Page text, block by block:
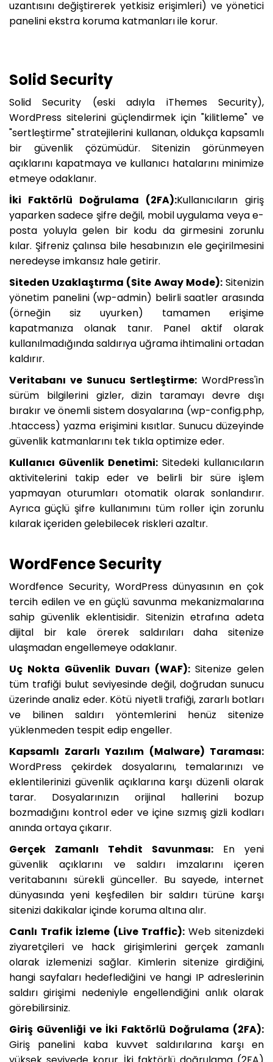
uzantısını değiştirerek yetkisiz erişimleri) ve yönetici
panelini ekstra koruma katmanları ile korur.
Solid Security
Solid Security (eski adıyla iThemes Security),
WordPress sitelerini güçlendirmek için "kilitleme" ve
"sertleştirme" stratejilerini kullanan, oldukça kapsamlı
bir güvenlik çözümüdür. Sitenizin görünmeyen
açıklarını kapatmaya ve kullanıcı hatalarını minimize
etmeye odaklanır.
İki Faktörlü Doğrulama (2FA):Kullanıcıların giriş
yaparken sadece şifre değil, mobil uygulama veya e-
posta yoluyla gelen bir kodu da girmesini zorunlu
kılar. Şifreniz çalınsa bile hesabınızın ele geçirilmesini
neredeyse imkansız hale getirir.
Siteden Uzaklaştırma (Site Away Mode):Sitenizin
yönetim panelini (wp-admin) belirli saatler arasında
(örneğin siz uyurken) tamamen erişime
kapatmanıza olanak tanır. Panel aktif olarak
kullanılmadığında saldırıya uğrama ihtimalini ortadan
kaldırır.
Veritabanı ve Sunucu Sertleştirme: WordPress'in
sürüm bilgilerini gizler, dizin taramayı devre dışı
bırakır ve önemli sistem dosyalarına (wp-config.php,
.htaccess) yazma erişimini kısıtlar. Sunucu düzeyinde
güvenlik katmanlarını tek tıkla optimize eder.
Kullanıcı Güvenlik Denetimi: Sitedeki kullanıcıların
aktivitelerini takip eder ve belirli bir süre işlem
yapmayan oturumları otomatik olarak sonlandırır.
Ayrıca güçlü şifre kullanımını tüm roller için zorunlu
kılarak içeriden gelebilecek riskleri azaltır.
WordFence Security
Wordfence Security, WordPress dünyasının en çok
tercih edilen ve en güçlü savunma mekanizmalarına
sahip güvenlik eklentisidir. Sitenizin etrafına adeta
dijital bir kale örerek saldırıları daha sitenize
ulaşmadan engellemeye odaklanır.
Uç Nokta Güvenlik Duvarı (WAF): Sitenize gelen
tüm trafiği bulut seviyesinde değil, doğrudan sunucu
üzerinde analiz eder. Kötü niyetli trafiği, zararlı botları
ve bilinen saldırı yöntemlerini henüz sitenize
yüklenmeden tespit edip engeller.
Kapsamlı Zararlı Yazılım (Malware) Taraması:
WordPress çekirdek dosyalarını, temalarınızı ve
eklentilerinizi güvenlik açıklarına karşı düzenli olarak
tarar. Dosyalarınızın orijinal hallerini bozup
bozmadığını kontrol eder ve içine sızmış gizli kodları
anında ortaya çıkarır.
Gerçek Zamanlı Tehdit Savunması: En yeni
güvenlik açıklarını ve saldırı imzalarını içeren
veritabanını sürekli günceller. Bu sayede, internet
dünyasında yeni keşfedilen bir saldırı türüne karşı
sitenizi dakikalar içinde koruma altına alır.
Canlı Trafik İzleme (Live Traffic): Web sitenizdeki
ziyaretçileri ve hack girişimlerini gerçek zamanlı
olarak izlemenizi sağlar. Kimlerin sitenize girdiğini,
hangi sayfaları hedeflediğini ve hangi IP adreslerinin
saldırı girişimi nedeniyle engellendiğini anlık olarak
görebilirsiniz.
Giriş Güvenliği ve İki Faktörlü Doğrulama (2FA):
Giriş panelini kaba kuvvet saldırılarına karşı en